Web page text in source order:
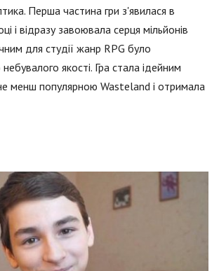
Перша частина гри з'явилася в
і відразу завоювала серця мільйонів
для студії жанр RPG було
якості. Гра стала ідейним
менш популярною Wasteland і отримала